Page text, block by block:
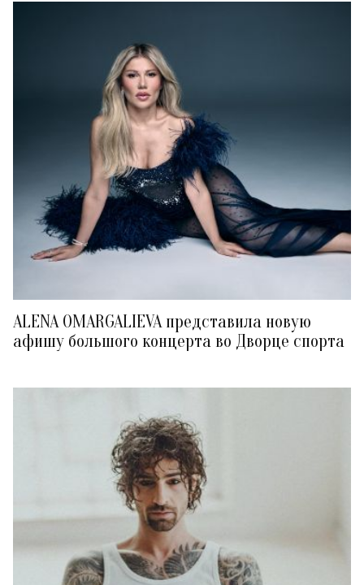
ALENA OMARGALIEVA представила новую
афишу большого концерта во Дворце спорта